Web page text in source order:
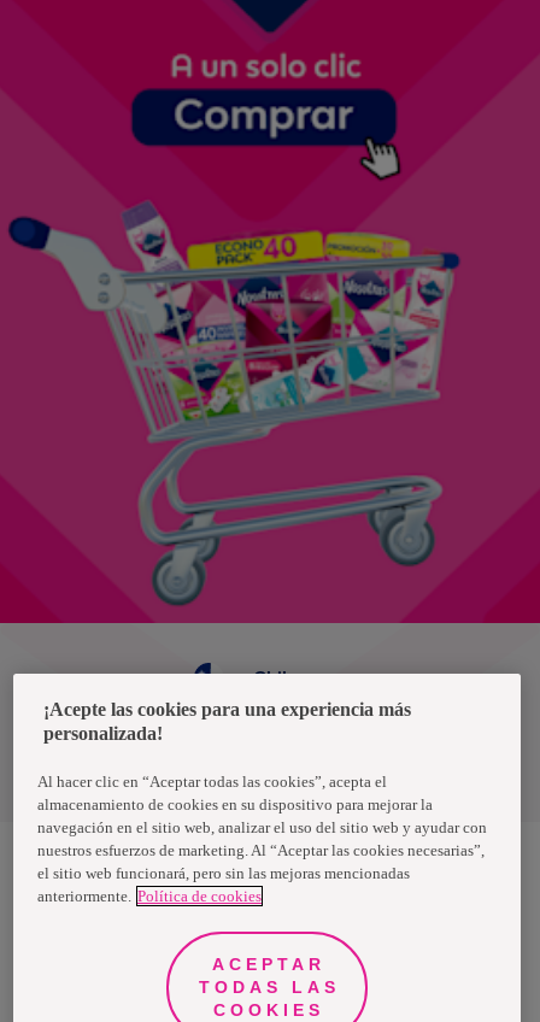
Términos y condiciones
Chile
Nosotras, una marca de Essity - una compañía global líder en
mundo, utilizan nuestros productos, servicios y soluciones. Nuestro
propósito es romper barreras por el bienestar en beneficio de
consumidores, pacientes, cuidadores, clientes y la sociedad en
general. Vendemos en aproximadamente 150 países bajo las
principales marcas globales TENA y Tork, así como otras marcas
como Actimove, Cutimed, JOBST, Knix, Leukoplast, Libero, Libresse,
¡Acepte las cookies para una experiencia más
personalizada!
Al hacer clic en “Aceptar todas las cookies”, acepta el
almacenamiento de cookies en su dispositivo para mejorar la
navegación en el sitio web, analizar el uso del sitio web y ayudar con
nuestros esfuerzos de marketing. Al “Aceptar las cookies necesarias”,
el sitio web funcionará, pero sin las mejoras mencionadas
anteriormente. Política de cookies
ACEPTAR
TODAS LAS
COOKIES